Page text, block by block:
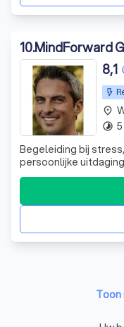
10.MindForward
8,1
Begeleiding bij
persoonlijke
verandering mogelijk
We bieden een
welke patronen je
doorbreken.
place
timelapse